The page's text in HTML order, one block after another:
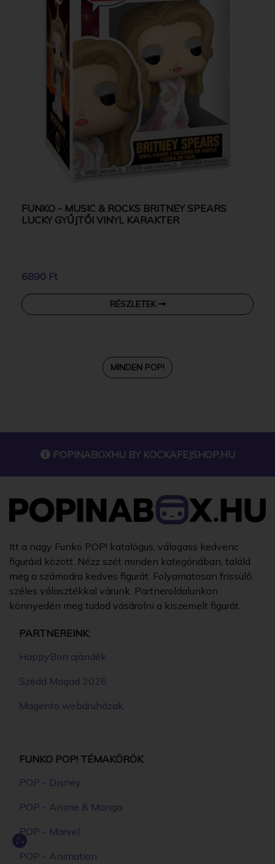
FUNKO - MUSIC & ROCKS BRITNEY SPEARS
LUCKY GYŰJTŐI VINYL KARAKTER
6890 Ft
RÉSZLETEK
MINDEN POP!
POPINABOXHU BY KOCKAFEJSHOP.HU
Itt a nagy Funko POP! katalógus, válogass kedvenc
figuráid között. Nézz szét minden kategóriában, találd
meg a számodra kedves figurát. Folyamatosan frissülő
széles választékkal várunk. Partneroldalunkon
könnyedén meg tudod vásárolni a kiszemelt figurát.
PARTNEREINK:
HappyBon ajándék
Szedd Magad 2026
Magento webáruházak
FUNKO POP! TÉMAKÖRÖK
POP - Disney
POP - Anime & Manga
POP - Marvel
POP - Animation